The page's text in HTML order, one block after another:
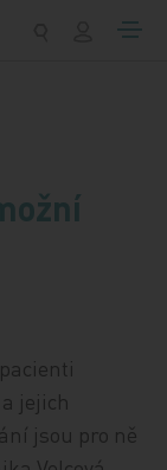
jejich
jsou pro ně